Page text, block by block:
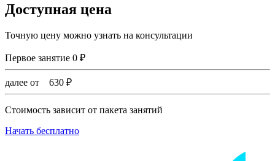
Доступная цена
Точную цену можно узнать на консультации
Первое занятие 0 ₽
далее от 630 ₽
Стоимость зависит от пакета занятий
Начать бесплатно